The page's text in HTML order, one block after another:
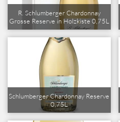
R. Schlumberger Chardonnay
Grosse Reserve in Holzkiste 0,75L
Schlumberger Chardonnay Reserve
0,75L